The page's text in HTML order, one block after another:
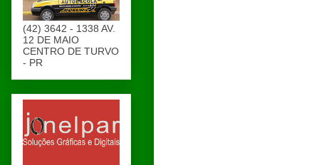
(42) 3642 - 1338 AV.
12 DE MAIO
CENTRO DE TURVO
- PR